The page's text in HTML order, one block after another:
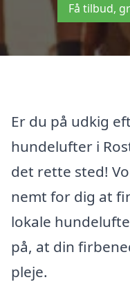
Få tilbud,
Er du på udkig
hundelufter i
det rette sted!
nemt for dig at
lokale
på, at din
pleje.